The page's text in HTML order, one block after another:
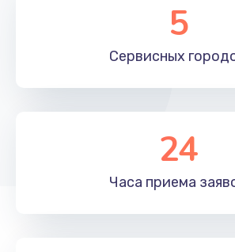
5
Сервисных
24
Часа приема